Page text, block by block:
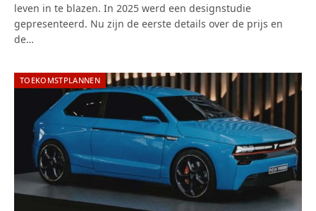
leven in te blazen. In 2025 werd een designstudie
gepresenteerd. Nu zijn de eerste details over de prijs en
de…
TOEKOMSTPLANNEN